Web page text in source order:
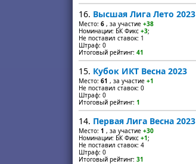
16. Высшая Лига Лето 2023
Место: 6 , за участие +38
Номинации: БК Фикс +3;
Не поставил ставок: 1
Штраф: 0
Итоговый рейтинг: 41
15. Кубок ИКТ Весна 2023
Место: 61 , за участие +1
Не поставил ставок: 0
Штраф: 0
Итоговый рейтинг: 1
14. Первая Лига Весна 2023
Место: 1 , за участие +30
Номинации: БК Фикс +1;
Не поставил ставок: 4
Штраф: 0
Итоговый рейтинг: 31